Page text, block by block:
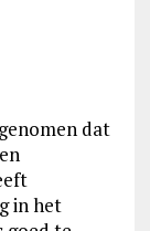
dat
in het